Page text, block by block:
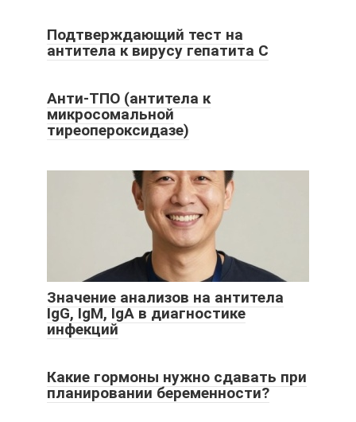
Подтверждающий тест на
антитела к вирусу гепатита С
Анти-ТПО (антитела к
микросомальной
тиреопероксидазе)
Значение анализов на антитела
IgG, IgM, IgA в диагностике
инфекций
Какие гормоны нужно сдавать при
планировании беременности?